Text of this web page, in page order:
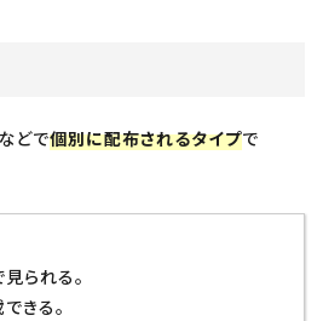
どで個別に配布されるタイプで
られる。
きる。